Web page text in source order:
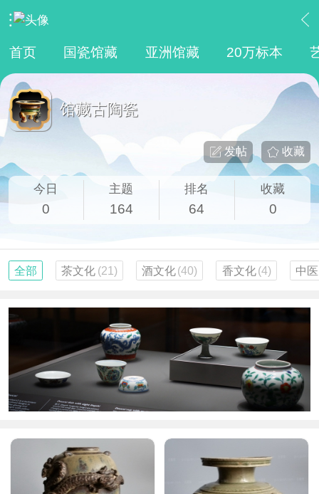
首页 国瓷馆藏 亚洲馆藏 20万标本
馆藏古陶瓷
收藏
发帖
今日
0
主题
164
排名
64
收藏
0
全部 茶文化 (21) 酒文化(40) 香文化 (4) 中医